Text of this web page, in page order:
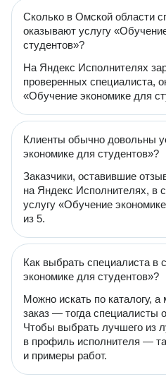
Сколько в Омской области
оказывают услугу
студентов»?
На Яндекс Исполнителях
проверенных специалиста,
«Обучение экономике для
Клиенты обычно довольны
экономике для студентов»?
Заказчики, оставившие
на Яндекс Исполнителях, в
услугу «Обучение
из 5.
Как выбрать специалиста в
экономике для студентов»?
Можно искать по каталогу, а
заказ — тогда специалисты
Чтобы выбрать лучшего из
в профиль исполнителя —
и примеры работ.